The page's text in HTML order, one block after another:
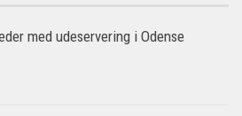
med udeservering i Odense